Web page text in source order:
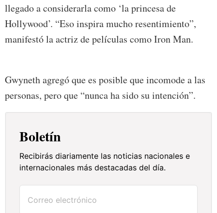
llegado a considerarla como ‘la princesa de
Hollywood’. “Eso inspira mucho resentimiento”,
manifestó la actriz de películas como Iron Man.
Gwyneth agregó que es posible que incomode a las
personas, pero que “nunca ha sido su intención”.
Boletín
Recibirás diariamente las noticias nacionales e
internacionales más destacadas del día.